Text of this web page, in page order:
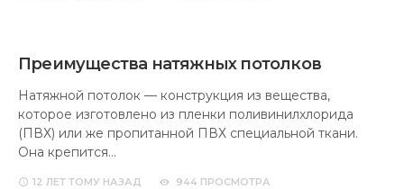
Преимущества натяжных потолков
Натяжной потолок — конструкция из вещества,
которое изготовлено из пленки поливинилхлорида
(ПВХ) или же пропитанной ПВХ специальной ткани.
Она крепится…
12 ЛЕТ ТОМУ НАЗАД 944 ПРОСМОТРА